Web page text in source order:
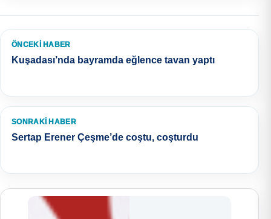
ÖNCEKI HABER
Kuşadası’nda bayramda eğlence tavan yaptı
SONRAKI HABER
Sertap Erener Çeşme’de coştu, coşturdu